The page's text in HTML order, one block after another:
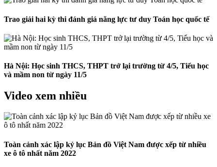
Trao giải hai kỳ thi đánh giá năng lực tư duy Toán học quốc tế
Hà Nội: Học sinh THCS, THPT trở lại trường từ 4/5, Tiểu học
và mầm non từ ngày 11/5
Video xem nhiều
Toàn cảnh xác lập kỷ lục Bản đồ Việt Nam được xếp từ nhiều
xe ô tô nhất năm 2022